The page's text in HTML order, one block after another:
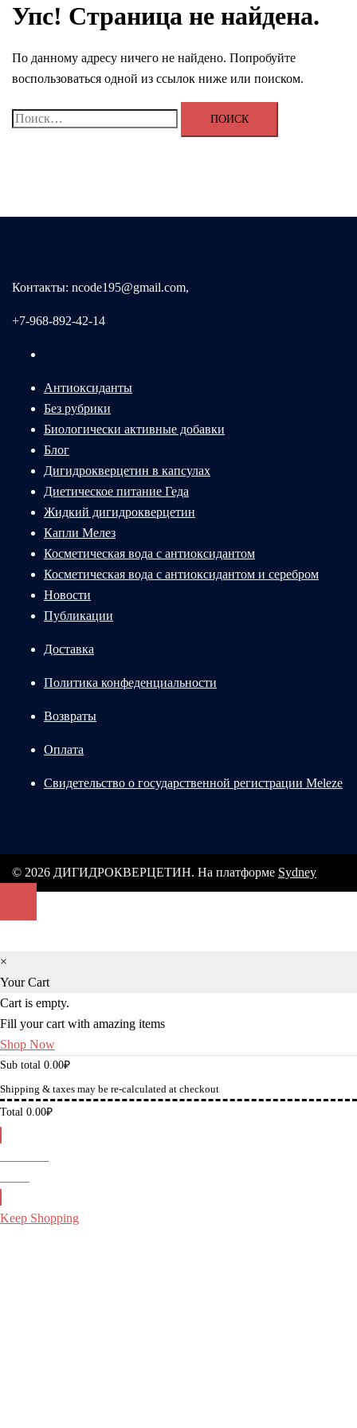
Упс! Страница не найдена.
По данному адресу ничего не найдено. Попробуйте
воспользоваться одной из ссылок ниже или поиском.
Найти:
Контакты: ncode195@gmail.com,
+7-968-892-42-14
Антиоксиданты
Без рубрики
Биологически активные добавки
Блог
Дигидрокверцетин в капсулах
Диетическое питание Геда
Жидкий дигидрокверцетин
Капли Мелез
Косметическая вода с антиоксидантом
Косметическая вода с антиоксидантом и серебром
Новости
Публикации
Доставка
Политика конфеденциальности
Возвраты
Оплата
Свидетельство о государственной регистрации Meleze
© 2026 ДИГИДРОКВЕРЦЕТИН. На платформе Sydney
×
Your Cart
Cart is empty.
Fill your cart with amazing items
Shop Now
Sub total 0.00₽
Shipping & taxes may be re-calculated at checkout
Total 0.00₽
Keep Shopping